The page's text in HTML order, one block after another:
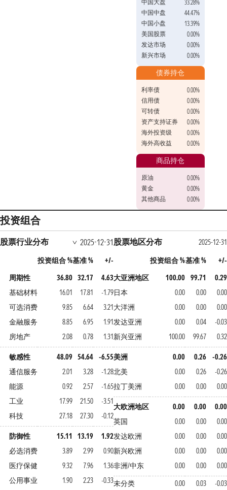
中国大盘
33.28%
中国中盘
44.47%
中国小盘
13.39%
美国股票
0.00%
发达市场
0.00%
新兴市场
0.00%
债券持仓
利率债
0.00%
信用债
0.00%
可转债
0.00%
资产支持证券
0.00%
海外投资级
0.00%
海外高收益
0.00%
商品持仓
原油
0.00%
黄金
0.00%
其他商品
0.00%
投资组合
股票行业分布 2025-12-31
投资组合 %基准 %
+/-
周期性
36.80 32.17
4.63
基础材料
16.01 17.81
-1.79
可选消费
9.85 6.64
3.21
金融服务
8.85 6.95
1.91
房地产
2.08 0.78 1.31
敏感性 48.09 54.64
-6.55
通信服务
2.01 3.28
-1.28
能源
0.92 2.57
-1.65
工业
17.99 21.50
-3.51
科技
27.18 27.30 -0.12
防御性 15.11 13.19
1.92
必选消费
3.89 2.99
0.90
医疗保健
9.32 7.96
1.36
公用事业
1.90 2.23 -0.33
股票地区分布
2025-12-31
投资组合 %基准 %
+/-
大亚洲地区
100.00 99.71
0.29
日本
0.00 0.00
0.00
大洋洲
0.00 0.00
0.00
发达亚洲
0.00 0.04
-0.03
新兴亚洲
100.00 99.67 0.32
美洲 0.00 0.26
-0.26
北美
0.00 0.26
-0.26
拉丁美洲
0.00 0.00 0.00
大欧洲地区 0.00 0.00
0.00
英国
0.00 0.00
0.00
发达欧洲
0.00 0.00
0.00
新兴欧洲
0.00 0.00
0.00
非洲/中东
0.00 0.00
0.00
未分类
0.00 0.03 -0.03